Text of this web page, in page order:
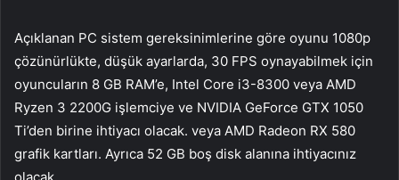
Açıklanan PC sistem gereksinimlerine göre oyunu 1080p
çözünürlükte, düşük ayarlarda, 30 FPS oynayabilmek için
oyuncuların 8 GB RAM’e, Intel Core i3-8300 veya AMD
Ryzen 3 2200G işlemciye ve NVIDIA GeForce GTX 1050
Ti’den birine ihtiyacı olacak. veya AMD Radeon RX 580
grafik kartları. Ayrıca 52 GB boş disk alanına ihtiyacınız